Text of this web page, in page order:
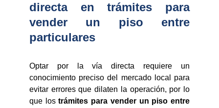
directa en trámites para
vender un piso entre
particulares
Optar por la vía directa requiere un
conocimiento preciso del mercado local para
evitar errores que dilaten la operación, por lo
que lostrámites para vender un piso entre